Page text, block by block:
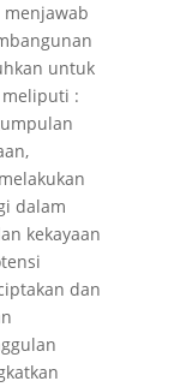
untuk
meliputi :
dalam
kekayaan
dan